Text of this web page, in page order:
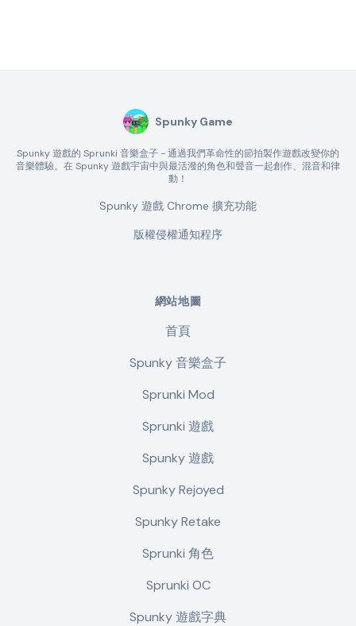
Spunky Game
Spunky 遊戲的 Sprunki 音樂盒子 - 通過我們革命性的節拍製作遊戲改變你的
音樂體驗。在 Spunky 遊戲宇宙中與最活潑的角色和聲音一起創作、混音和律
動！
Spunky 遊戲 Chrome 擴充功能
版權侵權通知程序
網站地圖
首頁
Spunky 音樂盒子
Sprunki Mod
Sprunki 遊戲
Spunky 遊戲
Spunky Rejoyed
Spunky Retake
Sprunki 角色
Sprunki OC
Spunky 遊戲字典